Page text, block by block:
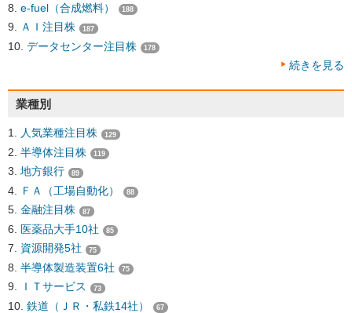
e-fuel（合成燃料） 188
ＡＩ注目株 187
データセンター注目株 178
続きを見る
業種別
人気業種注目株 129
半導体注目株 119
地方銀行 89
ＦＡ（工場自動化） 88
金融注目株 87
医薬品大手10社 85
資源開発5社 75
半導体製造装置6社 75
ＩＴサービス 73
鉄道（ＪＲ・私鉄14社） 67